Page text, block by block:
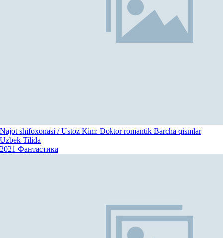
Najot shifoxonasi / Ustoz Kim: Doktor romantik Barcha qismlar
Uzbek Tilida
2021 Фантастика